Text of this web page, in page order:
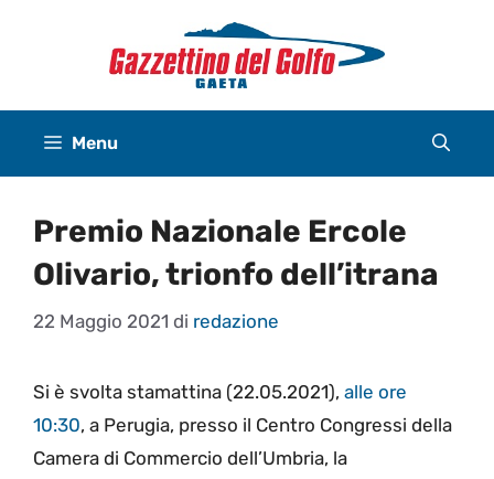
Menu
Premio Nazionale Ercole
Olivario, trionfo dell’itrana
22 Maggio 2021 di redazione
Si è svolta stamattina (22.05.2021), alle ore
10:30, a Perugia, presso il Centro Congressi della
Camera di Commercio dell’Umbria, la